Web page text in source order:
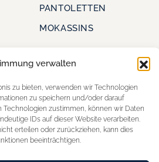
verwalten
zu bieten, verwenden wir Technologien
zu speichern und/oder darauf
Technologien zustimmen, können wir Daten
IDs auf dieser Website verarbeiten.
erteilen oder zurückziehen, kann dies
beeinträchtigen.
PANTOLETTEN
MOKASSINS
FÜR HÄNDLER
MESSEN
VERTRETUNGEN